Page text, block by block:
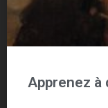
Apprenez à